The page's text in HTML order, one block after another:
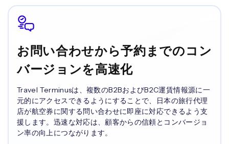
お問い合わせから予約までのコン
バージョンを高速化
Travel Terminusは、複数のB2BおよびB2C運賃情報源に一
元的にアクセスできるようにすることで、日本の旅行代理
店が航空券に関する問い合わせに即座に対応できるよう支
援します。迅速な対応は、顧客からの信頼とコンバージョ
ン率の向上につながります。